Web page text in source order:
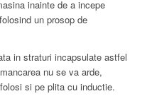
inainte de a incepe
un prosop de
in straturi incapsulate astfel
nu se va arde,
si pe plita cu inductie.